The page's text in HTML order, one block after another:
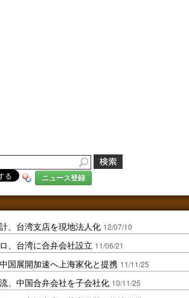
ニュース登録
、台湾支店を現地法人化 12/07/10
、台湾に合弁会社設立 11/06/21
国展開加速へ上海家化と提携 11/11/25
、中国合弁会社を子会社化 10/11/25